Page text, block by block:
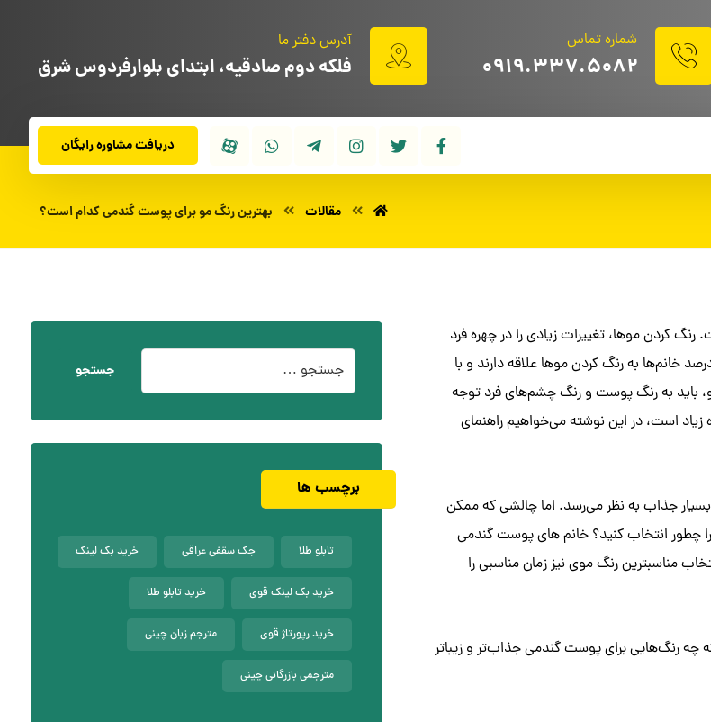
آدرس دفتر ما
فلکه دوم صادقیه، ابتدای بلوارفردوس شرق
شماره تماس
۰۹۱۹.۳۳۷.۵۰۸۲
دریافت مشاوره رایگان
مقالات بهترین رنگ مو برای پوست گندمی کدام است؟
کردن موها، تغییرات زیادی را در چهره فرد
می‌کند و تاثیر زیادی روی زیبایی و جذابیت خانم‌ها می‌گذارد. امروزه بیش از ۷۵ درصد خانم‌ها به رنگ کردن موها علاقه دارند و با
باید به رنگ پوست و رنگ چشم‌های فرد توجه
زیاد است، در این نوشته می‌خواهیم راهنمای
جذاب به نظر می‌رسد. اما چالشی که ممکن
چطور انتخاب کنید؟ خانم های پوست گندمی
مناسبترین رنگ موی نیز زمان مناسبی را
چه رنگ‌هایی برای پوست گندمی جذاب‌تر و زیباتر
جستجو
برچسب ها
تابلو طلا جک سقفی عراقی خرید بک لینک
خرید بک لینک قوی خرید تابلو طلا
خرید رپورتاژ قوی مترجم زبان چینی
مترجمی بازرگانی چینی